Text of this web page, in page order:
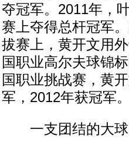
夺冠军。2011年，
赛上夺得总杆冠军
拔赛上，黄开文用
国职业高尔夫球锦
国职业挑战赛，黄
军，2012年获冠军。
一支团结的大球